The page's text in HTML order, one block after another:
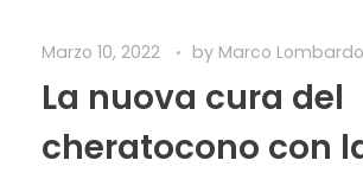
Marzo 10, 2022 by Marco Lombardo
La nuova cura del
cheratocono con